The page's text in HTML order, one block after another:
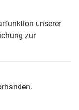
unserer
zur